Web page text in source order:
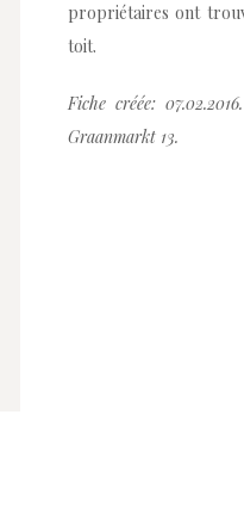
propriétaires ont
toit.
Fiche créée:
Graanmarkt 13.